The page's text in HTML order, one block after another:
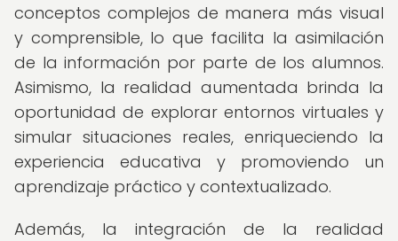
conceptos complejos de manera más visual
y comprensible, lo que facilita la asimilación
de la información por parte de los alumnos.
Asimismo, la realidad aumentada brinda la
oportunidad de explorar entornos virtuales y
simular situaciones reales, enriqueciendo la
experiencia educativa y promoviendo un
aprendizaje práctico y contextualizado.
Además, la integración de la realidad